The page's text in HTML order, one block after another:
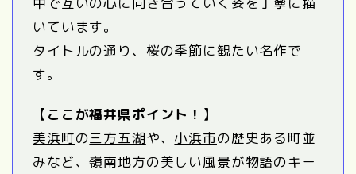
いています。
タイトルの通り、桜の季節に観たい名作で
す。
【ここが福井県ポイント！】
美浜町の三方五湖や、小浜市の歴史ある町並
みなど、嶺南地方の美しい風景が物語のキー